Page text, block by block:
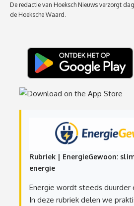
De redactie van Hoeksch Nieuws verzorgt
de Hoeksche Waard.
Rubriek | EnergieGewoon:
energie
Energie wordt steeds duurder
In deze rubriek delen we